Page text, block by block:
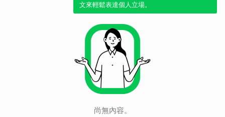
文來輕鬆表達個人立場。
尚無內容。